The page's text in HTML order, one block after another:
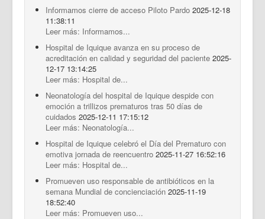
Informamos cierre de acceso Piloto Pardo 2025-12-18
11:38:11
Leer más: Informamos...
Hospital de Iquique avanza en su proceso de
acreditación en calidad y seguridad del paciente 2025-
12-17 13:14:25
Leer más: Hospital de...
Neonatología del hospital de Iquique despide con
emoción a trillizos prematuros tras 50 días de
cuidados 2025-12-11 17:15:12
Leer más: Neonatología...
Hospital de Iquique celebró el Día del Prematuro con
emotiva jornada de reencuentro 2025-11-27 16:52:16
Leer más: Hospital de...
Promueven uso responsable de antibióticos en la
semana Mundial de concienciación 2025-11-19
18:52:40
Leer más: Promueven uso...